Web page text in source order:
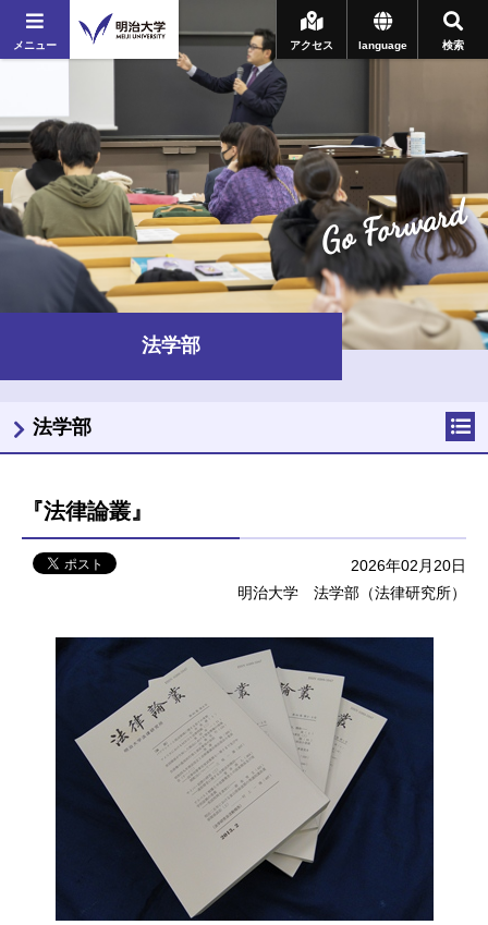
メニュー 検索
language
アクセス
Go Forward
法学部
『法律論叢』
2026年02月20日
明治大学 法学部（法律研究所）
法学部